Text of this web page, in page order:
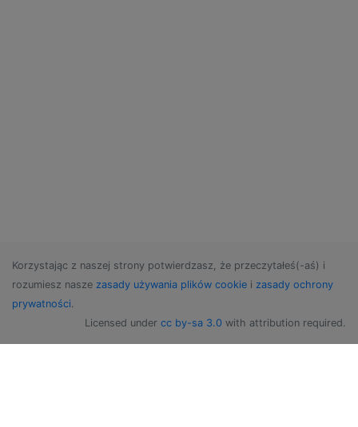
Korzystając z naszej strony potwierdzasz, że przeczytałeś(-aś) i
rozumiesz nasze zasady używania plików cookie i zasady ochrony
prywatności.
Licensed under cc by-sa 3.0 with attribution required.